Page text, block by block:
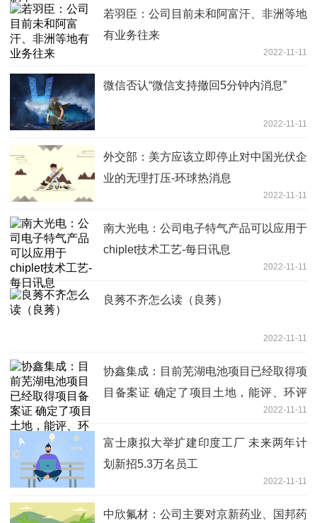
若羽臣：公司目前未和阿富汗、非洲等地
有业务往来
2022-11-11
微信否认“微信支持撤回5分钟内消息”
2022-11-11
外交部：美方应该立即停止对中国光伏企
业的无理打压-环球热消息
2022-11-11
南大光电：公司电子特气产品可以应用于
chiplet技术工艺-每日讯息
2022-11-11
良莠不齐怎么读（良莠）
2022-11-11
协鑫集成：目前芜湖电池项目已经取得项
目备案证 确定了项目土地，能评、环评
2022-11-11
富士康拟大举扩建印度工厂 未来两年计
划新招5.3万名员工
2022-11-11
中欣氟材：公司主要对京新药业、国邦药